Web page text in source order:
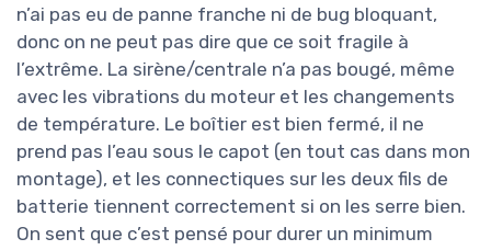
n’ai pas eu de panne franche ni de bug bloquant,
donc on ne peut pas dire que ce soit fragile à
l’extrême. La sirène/centrale n’a pas bougé, même
avec les vibrations du moteur et les changements
de température. Le boîtier est bien fermé, il ne
prend pas l’eau sous le capot (en tout cas dans mon
montage), et les connectiques sur les deux fils de
batterie tiennent correctement si on les serre bien.
On sent que c’est pensé pour durer un minimum